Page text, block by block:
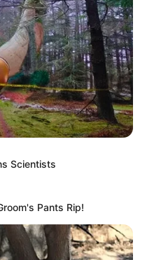
Scientists
Pants Rip!